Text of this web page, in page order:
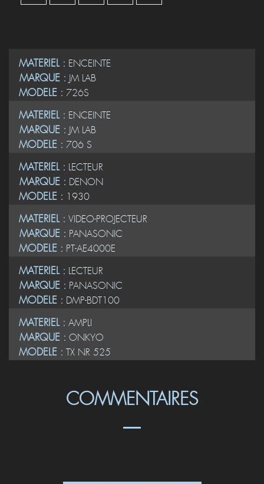
MATERIEL : ENCEINTE
MARQUE : JM LAB
MODELE : 726S
MATERIEL : ENCEINTE
MARQUE : JM LAB
MODELE : 706 S
MATERIEL : LECTEUR
MARQUE : DENON
MODELE : 1930
MATERIEL : VIDEO-PROJECTEUR
MARQUE : PANASONIC
MODELE : PT-AE4000E
MATERIEL : LECTEUR
MARQUE : PANASONIC
MODELE : DMP-BDT100
MATERIEL : AMPLI
MARQUE : ONKYO
MODELE : TX NR 525
COMMENTAIRES